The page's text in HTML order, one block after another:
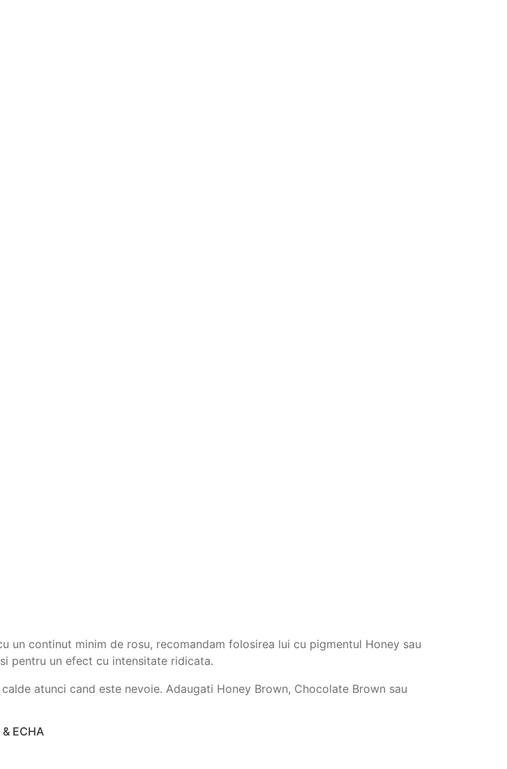
un continut minim de rosu, recomandam folosirea lui cu pigmentul Honey sau
pentru un efect cu intensitate ridicata.
atunci cand este nevoie. Adaugati Honey Brown, Chocolate Brown sau
ECHA